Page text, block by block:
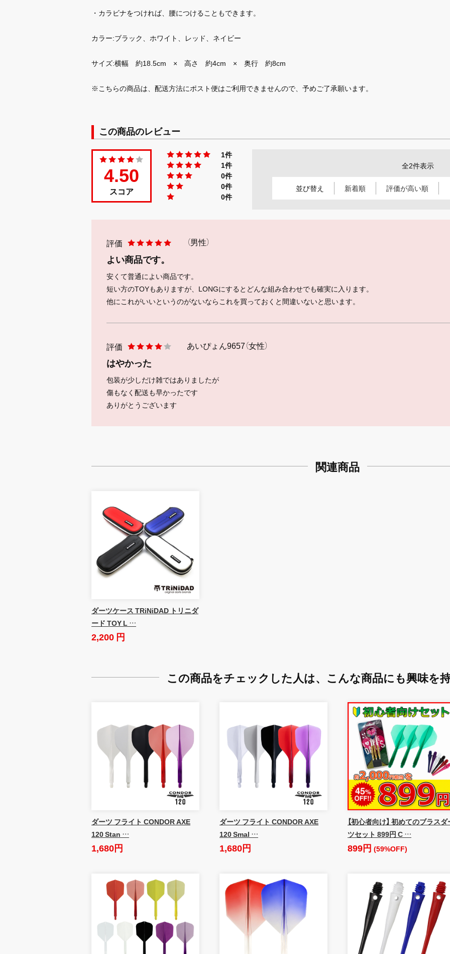
・カラビナをつければ、腰につけることもできます。
カラー:ブラック、ホワイト、レッド、ネイビー
サイズ:横幅 約18.5cm × 高さ 約4cm × 奥行 約8cm
※こちらの商品は、配送方法にポスト便はご利用できませんので、予めご了承願います。
この商品のレビュー
4.50
スコア
1件
1件
0件
0件
0件
全2件表示
並び替え 新着順 評価が高い順
評価 （男性）
よい商品です。
安くて普通によい商品です。
短い方のTOYもありますが、LONGにするとどんな組み合わせでも確実に入ります。
他にこれがいいというのがないならこれを買っておくと間違いないと思います。
評価 あいぴょん9657（女性）
はやかった
包装が少しだけ雑ではありましたが
傷もなく配送も早かったです
ありがとうございます
関連商品
ダーツケース TRiNiDAD トリニダ
ード TOY L …
2,200 円
この商品をチェックした人は、 こんな商品にも興味を
ダーツ フライト CONDOR AXE
120 Stan …
1,680円
ダーツ フライト CONDOR AXE
120 Smal …
1,680円
【初心者向け】 初めてのブラスダ
ツセット 899円 C …
899円 (59%OFF)